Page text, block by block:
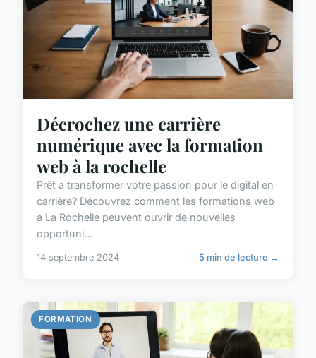
Décrochez une carrière
numérique avec la formation
web à la rochelle
Prêt à transformer votre passion pour le digital en
carrière? Découvrez comment les formations web
à La Rochelle peuvent ouvrir de nouvelles
opportuni...
14 septembre 2024 5 min de lecture →
FORMATION